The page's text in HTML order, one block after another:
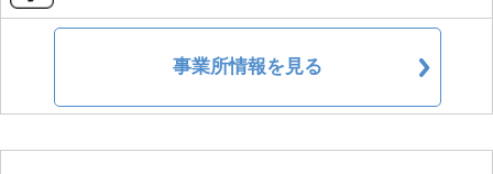
事業所情報を見る